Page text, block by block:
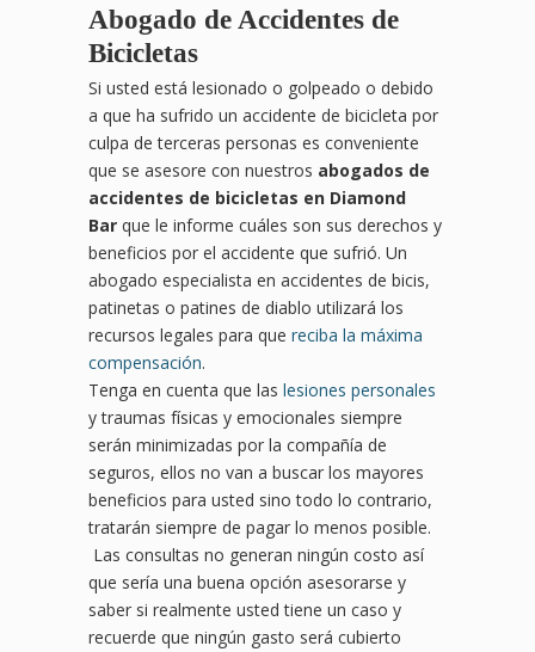
Abogado de Accidentes de
Bicicletas
Si usted está lesionado o golpeado o debido
a que ha sufrido un accidente de bicicleta por
culpa de terceras personas es conveniente
que se asesore con nuestros abogados de
accidentes de bicicletas en Diamond
Bar que le informe cuáles son sus derechos y
beneficios por el accidente que sufrió. Un
abogado especialista en accidentes de bicis,
patinetas o patines de diablo utilizará los
recursos legales para que reciba la máxima
compensación.
Tenga en cuenta que las lesiones personales
y traumas físicas y emocionales siempre
serán minimizadas por la compañía de
seguros, ellos no van a buscar los mayores
beneficios para usted sino todo lo contrario,
tratarán siempre de pagar lo menos posible.
Las consultas no generan ningún costo así
que sería una buena opción asesorarse y
saber si realmente usted tiene un caso y
recuerde que ningún gasto será cubierto